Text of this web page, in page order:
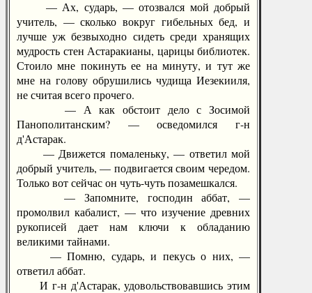
— Ах, сударь, — отозвался мой добрый
учитель, — сколько вокруг гибельных бед, и
лучше уж безвыходно сидеть среди хранящих
мудрость стен Астаракианы, царицы библиотек.
Стоило мне покинуть ее на минуту, и тут же
мне на голову обрушились чудища Иезекииля,
не считая всего прочего.
— А как обстоит дело с Зосимой
Панополитанским? — осведомился г-н
д'Астарак.
— Движется помаленьку, — ответил мой
добрый учитель, — подвигается своим чередом.
Только вот сейчас он чуть-чуть позамешкался.
— Запомните, господин аббат, —
промолвил кабалист, — что изучение древних
рукописей дает нам ключи к обладанию
великими тайнами.
— Помню, сударь, и пекусь о них, —
ответил аббат.
И г-н д'Астарак, удовольствовавшись этим